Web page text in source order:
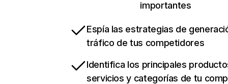
importantes
Espía las estrategias de
tráfico de tus competidores
Identifica los principales
servicios y categorías de tu